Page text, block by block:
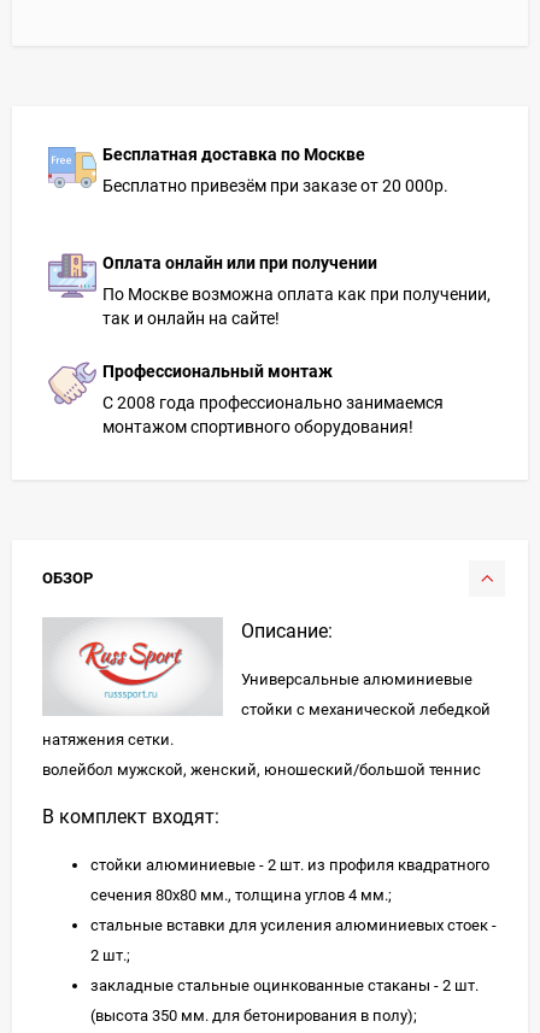
Бесплатная доставка по Москве
Бесплатно привезём при заказе от 20 000р.
Оплата онлайн или при получении
По Москве возможна оплата как при получении,
так и онлайн на сайте!
Профессиональный монтаж
С 2008 года профессионально занимаемся
монтажом спортивного оборудования!
ОБЗОР
Описание:
Универсальные алюминиевые
стойки с механической лебедкой
натяжения сетки.
волейбол мужской, женский, юношеский/большой теннис
В комплект входят:
стойки алюминиевые - 2 шт. из профиля квадратного
сечения 80х80 мм., толщина углов 4 мм.;
стальные вставки для усиления алюминиевых стоек -
2 шт.;
закладные стальные оцинкованные стаканы - 2 шт.
(высота 350 мм. для бетонирования в полу);